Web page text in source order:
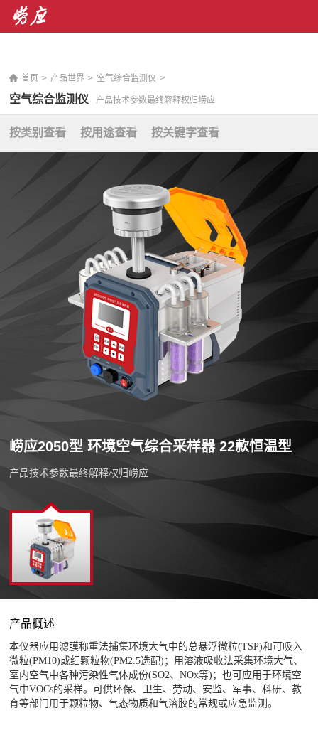
首页 > 产品世界 > 空气综合监测仪 >
空气综合监测仪 产品技术参数最终解释权归崂应
按类别查看 按用途查看 按关键字查看
崂应2050型 环境空气综合采样器 22款恒温型
产品技术参数最终解释权归崂应
产品概述
本仪器应用滤膜称重法捕集环境大气中的总悬浮微粒(TSP)和可吸入
微粒(PM10)或细颗粒物(PM2.5选配)；用溶液吸收法采集环境大气、
室内空气中各种污染性气体成份(SO2、NOx等)；也可应用于环境空
气中VOCs的采样。可供环保、卫生、劳动、安监、军事、科研、教
育等部门用于颗粒物、气态物质和气溶胶的常规或应急监测。